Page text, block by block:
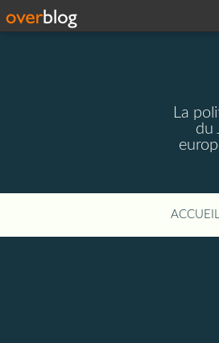
La
du